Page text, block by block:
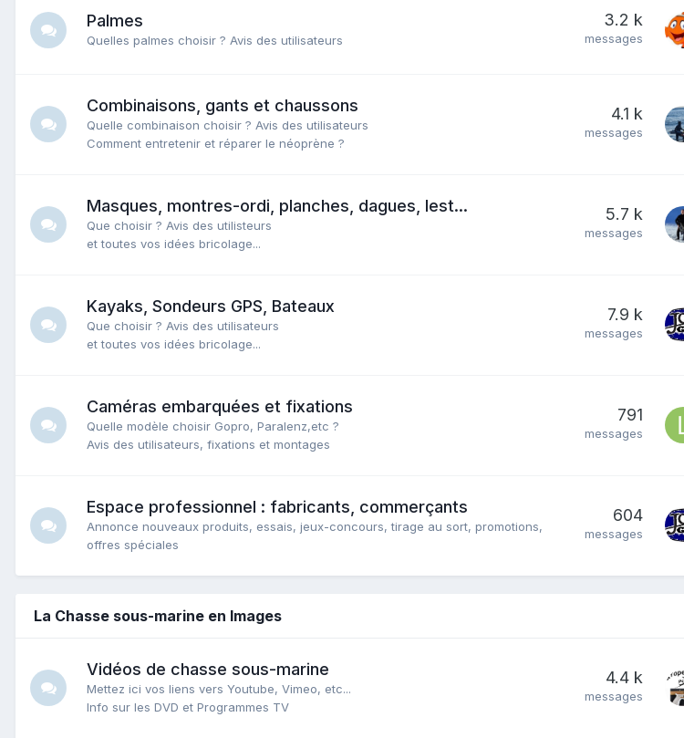
Palmes
Quelles palmes choisir ? Avis des utilisateurs
3.2 k
messages
Combinaisons, gants et chaussons
Quelle combinaison choisir ? Avis des utilisateurs
Comment entretenir et réparer le néoprène ?
4.1 k
messages
Masques, montres-ordi, planches, dagues, lest...
Que choisir ? Avis des utilisteurs
et toutes vos idées bricolage...
5.7 k
messages
Kayaks, Sondeurs GPS, Bateaux
Que choisir ? Avis des utilisateurs
et toutes vos idées bricolage...
7.9 k
messages
Caméras embarquées et fixations
Quelle modèle choisir Gopro, Paralenz,etc ?
Avis des utilisateurs, fixations et montages
791
messages
Espace professionnel : fabricants, commerçants
Annonce nouveaux produits, essais, jeux-concours, tirage au sort, promotions,
offres spéciales
604
messages
La Chasse sous-marine en Images
Vidéos de chasse sous-marine
Mettez ici vos liens vers Youtube, Vimeo, etc...
Info sur les DVD et Programmes TV
4.4 k
messages